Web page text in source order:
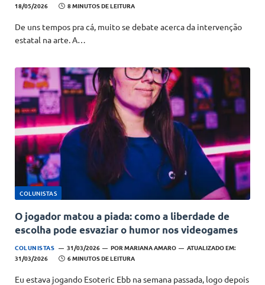
18/05/2026
8 MINUTOS DE LEITURA
De uns tempos pra cá, muito se debate acerca da intervenção
estatal na arte. A…
COLUNISTAS
O jogador matou a piada: como a liberdade de
escolha pode esvaziar o humor nos videogames
COLUNISTAS 31/03/2026 POR MARIANA AMARO
ATUALIZADO EM:
31/03/2026
6 MINUTOS DE LEITURA
Eu estava jogando Esoteric Ebb na semana passada, logo depois